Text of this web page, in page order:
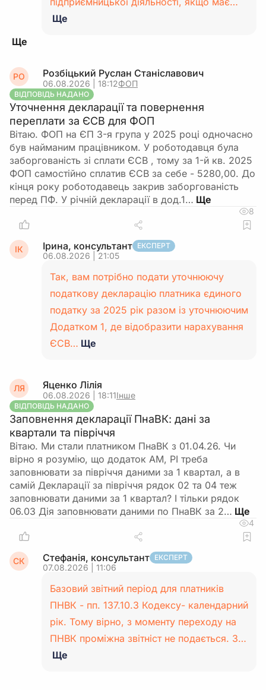
Ще
РО Розбіцький Руслан Станіславович
06.08.2026 | 18:12ФОП
ВІДПОВІДЬ НАДАНО
Уточнення декларації та повернення
переплати за ЄСВ для ФОП
Вітаю. ФОП на ЄП 3-я група у 2025 році одночасно
був найманим працівником. У роботодавця була
заборгованість зі сплати ЄСВ , тому за 1-й кв. 2025
ФОП самостійно сплатив ЄСВ за себе - 5280,00. До
кінця року роботодавець закрив заборгованість
перед ПФ. У річній декларації в дод.1…
8
ІК Ірина, консультант ЕКСПЕРТ
06.08.2026 | 21:05
Так, вам потрібно подати уточнюючу
податкову декларацію платника єдиного
податку за 2025 рік разом із уточнюючим
Додатком 1, де відобразити нарахування
ЄСВ… Ще
ЛЯ Яценко Лілія
06.08.2026 | 18:11Інше
ВІДПОВІДЬ НАДАНО
Заповнення декларації ПнаВК: дані за
квартали та півріччя
Вітаю. Ми стали платником ПнаВК з 01.04.26. Чи
вірно я розумію, що додаток АМ, РІ треба
заповнювати за півріччя даними за 1 квартал, а в
самій Декларації за півріччя рядок 02 та 04 теж
заповнювати даними за 1 квартал? І тільки рядок
06.03 Дія заповнювати даними по ПнаВК за 2…
4
СК Стефанія, консультант ЕКСПЕРТ
07.08.2026 | 11:06
Базовий звітний період для платників
ПНВК - пп. 137.10.3 Кодексу- календарний
рік. Тому вірно, з моменту переходу на
ПНВК проміжна звітніст не подається. З…
Ще